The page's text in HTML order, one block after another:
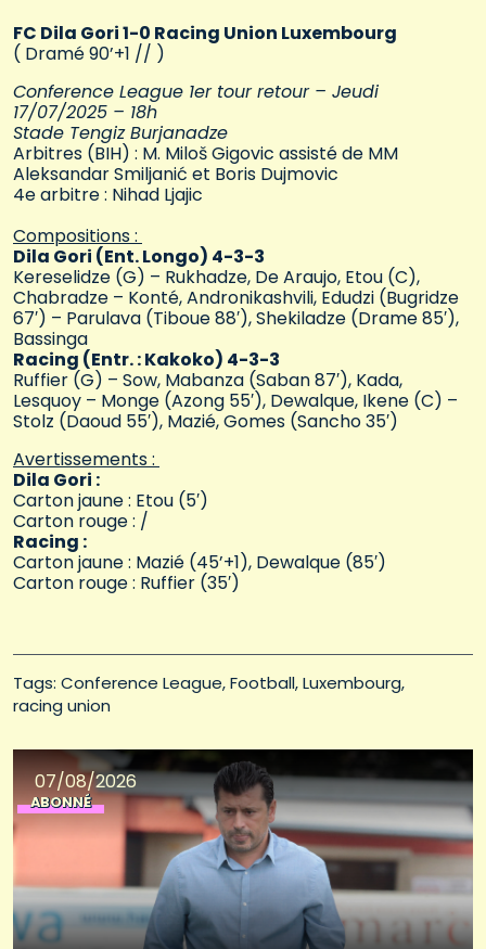
FC Dila Gori 1-0 Racing Union Luxembourg
( Dramé 90’+1 // )
Conference League 1er tour retour– Jeudi
17/07/2025 – 18h
Stade Tengiz Burjanadze
Arbitres (BIH) : M. Miloš Gigovic assisté de MM
Aleksandar Smiljanić et Boris Dujmovic
4e arbitre : Nihad Ljajic
Compositions :
Dila Gori (Ent. Longo) 4-3-3
Kereselidze (G) – Rukhadze, De Araujo, Etou (C),
Chabradze – Konté, Andronikashvili, Edudzi (Bugridze
67′) – Parulava (Tiboue 88′), Shekiladze (Drame 85′),
Bassinga
Racing (Entr. : Kakoko) 4-3-3
Ruffier (G) – Sow, Mabanza (Saban 87′), Kada,
Lesquoy – Monge (Azong 55′), Dewalque, Ikene (C) –
Stolz (Daoud 55′), Mazié, Gomes (Sancho 35′)
Avertissements :
Dila Gori :
Carton jaune : Etou (5′)
Carton rouge : /
Racing :
Carton jaune : Mazié (45’+1), Dewalque (85′)
Carton rouge : Ruffier (35′)
Tags: Conference League Football Luxembourg
racing union
07/08/2026
ABONNÉ